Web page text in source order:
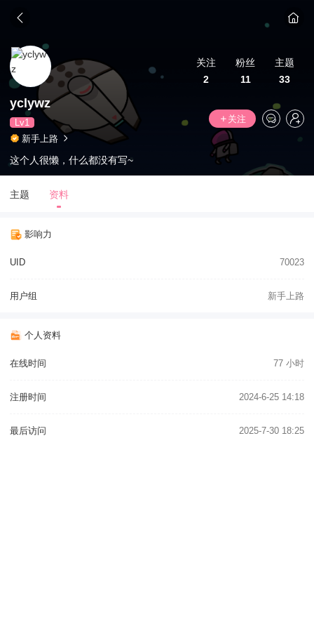
关注
2
粉丝
11
主题
33
yclywz
Lv1
关注
新手上路
这个人很懒，什么都没有写~
主题 资料
影响力
UID 70023
用户组 新手上路
个人资料
在线时间 77 小时
注册时间 2024-6-25 14:18
最后访问 2025-7-30 18:25